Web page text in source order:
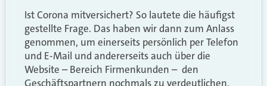
Ist Corona mitversichert? So lautete die häufigst
gestellte Frage. Das haben wir dann zum Anlass
genommen, um einerseits persönlich per Telefon
und E-Mail und andererseits auch über die
Website – Bereich Firmenkunden – den
Geschäftspartnern nochmals zu verdeutlichen,